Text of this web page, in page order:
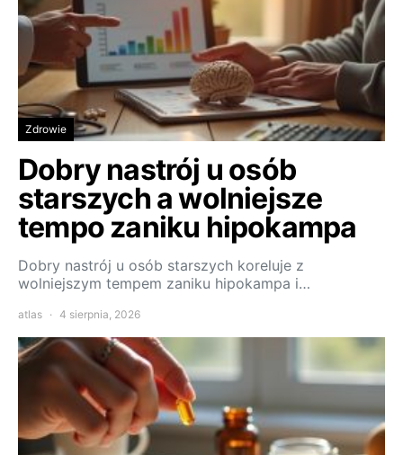
Zdrowie
Dobry nastrój u osób
starszych a wolniejsze
tempo zaniku hipokampa
Dobry nastrój u osób starszych koreluje z
wolniejszym tempem zaniku hipokampa i…
atlas 4 sierpnia, 2026